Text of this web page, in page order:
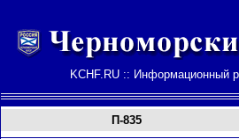
KCHF.RU :: Информационный
П-835